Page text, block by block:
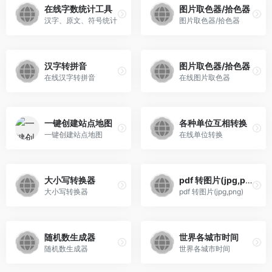
在线字数统计工具
汉字、原文、符号统计
图片取色器/拾色器
图片取色器/拾色器
汉字转拼音
在线汉字转拼音
图片取色器/拾色器
在线图片取色器
一键创建站点地图
一键创建站点地图
各种单位互相转换
在线单位转换
大小写转换器
大小写转换器
pdf 转图片(jpg,png)
pdf 转图片(jpg,png)
随机数生成器
随机数生成器
世界各城市时间
世界各城市时间